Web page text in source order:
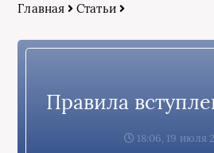
Главная Статьи
Правила
18:06, 19 июля